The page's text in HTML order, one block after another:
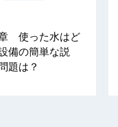
章 使った水はど
備の簡単な説
題は？